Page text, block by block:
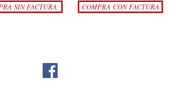
SIN FACTURA COMPRA CON FACTURA